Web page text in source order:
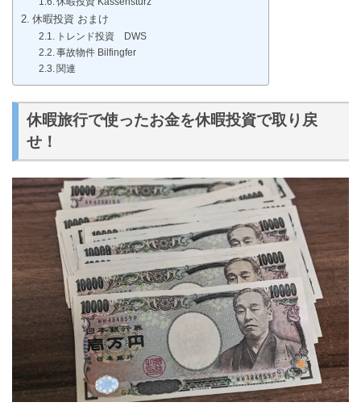
休暇投資 おまけ
トレンド投資 DWS
事故物件 Bilfingfer
関連
休暇旅行で使ったお金を休暇投資で取り戻
せ！